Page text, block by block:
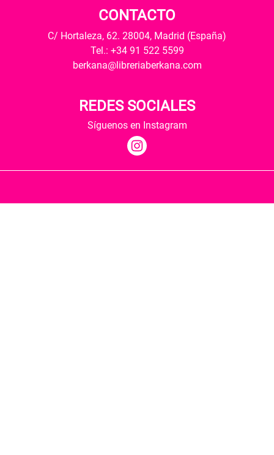
CONTACTO
C/ Hortaleza, 62. 28004, Madrid (España)
Tel.: +34 91 522 5599
berkana@libreriaberkana.com
REDES SOCIALES
Síguenos en Instagram